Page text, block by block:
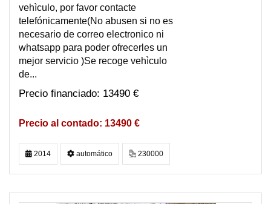
vehìculo, por favor contacte
telefónicamente(No abusen si no es
necesario de correo electronico ni
whatsapp para poder ofrecerles un
mejor servicio )Se recoge vehìculo
de...
13490 €
13490 €
2014 automático 230000